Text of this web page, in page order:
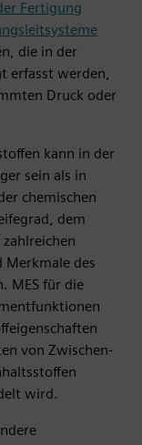
Fertigung
die in der
erfasst werden,
Druck oder
kann in der
sein als in
chemischen
dem
Merkmale des
MES für die
von Zwischen-
wird.